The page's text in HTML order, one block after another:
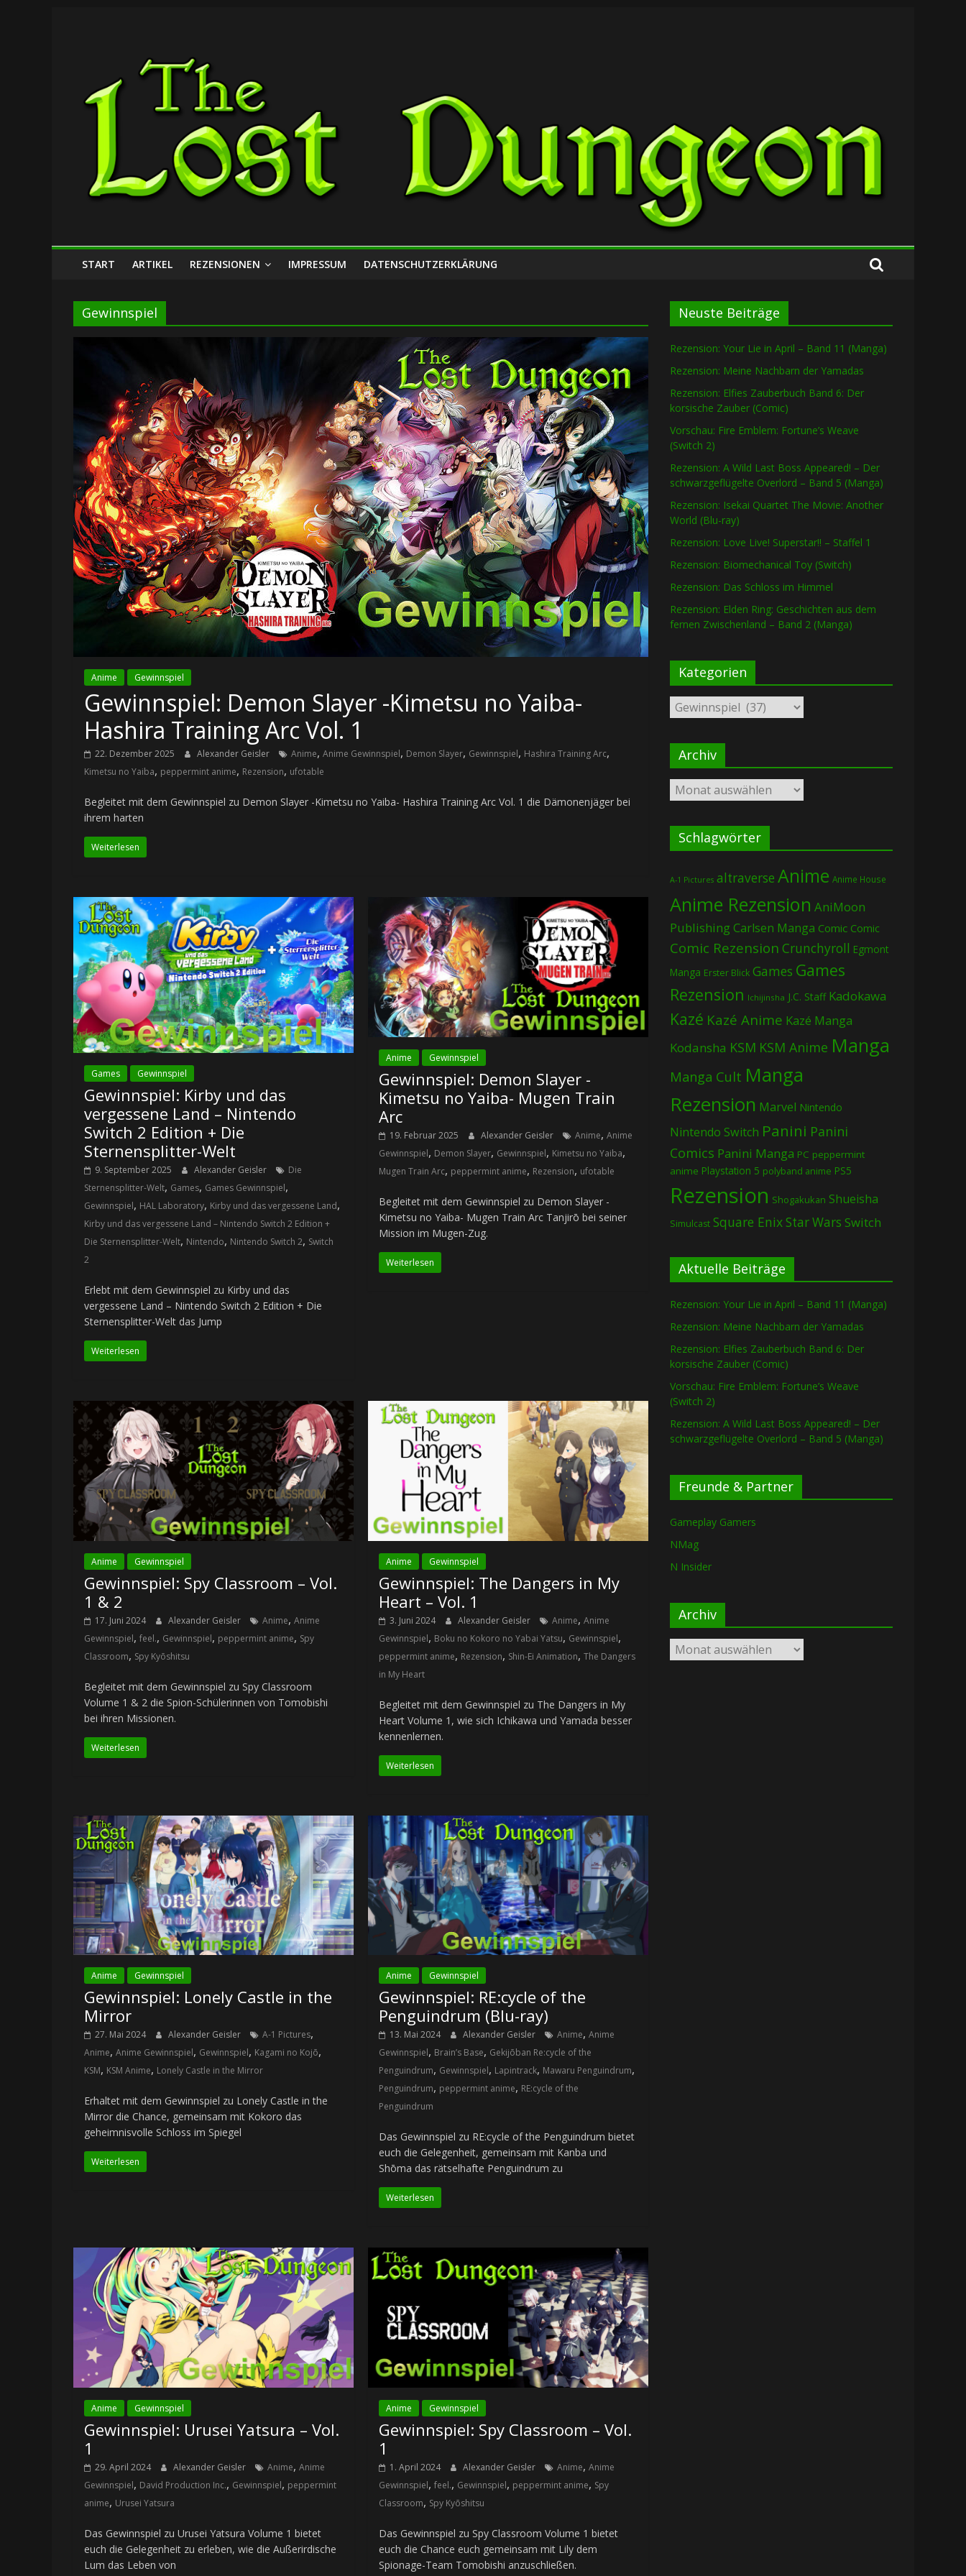
Lost
Dungeon
START ARTIKEL REZENSIONEN IMPRESSUM DATENSCHUTZERKLÄRUNG
Gewinnspiel
Anime Gewinnspiel
Gewinnspiel: Demon Slayer -Kimetsu no Yaiba-
Hashira Training Arc Vol. 1
22. Dezember 2025 Alexander Geisler Anime, Anime Gewinnspiel, Demon Slayer, Gewinnspiel, Hashira Training Arc,
Kimetsu no Yaiba, peppermint anime, Rezension, ufotable
Begleitet mit dem Gewinnspiel zu Demon Slayer -Kimetsu no Yaiba- Hashira Training Arc Vol. 1 die Dämonenjäger bei
ihrem harten
Weiterlesen
Games Gewinnspiel
Gewinnspiel: Kirby und das
vergessene Land – Nintendo
Switch 2 Edition + Die
Sternensplitter-Welt
9. September 2025 Alexander Geisler
Die
Sternensplitter-Welt, Games, Games Gewinnspiel,
Gewinnspiel, HAL Laboratory, Kirby und das vergessene Land,
Kirby und das vergessene Land – Nintendo Switch 2 Edition +
Die Sternensplitter-Welt, Nintendo, Nintendo Switch 2, Switch
2
Erlebt mit dem Gewinnspiel zu Kirby und das
vergessene Land – Nintendo Switch 2 Edition + Die
Sternensplitter-Welt das Jump
Weiterlesen
Anime Gewinnspiel
Gewinnspiel: Demon Slayer -
Kimetsu no Yaiba- Mugen Train
Arc
19. Februar 2025 Alexander Geisler Anime,Anime
Gewinnspiel, Demon Slayer, Gewinnspiel, Kimetsu no Yaiba,
Mugen Train Arc, peppermint anime, Rezension, ufotable
Begleitet mit dem Gewinnspiel zu Demon Slayer -
Kimetsu no Yaiba- Mugen Train Arc Tanjirō bei seiner
Mission im Mugen-Zug.
Weiterlesen
Anime Gewinnspiel
Gewinnspiel: Spy Classroom – Vol.
1 & 2
17. Juni 2024 Alexander Geisler Anime, Anime
Gewinnspiel, feel., Gewinnspiel, peppermint anime, Spy
Classroom, Spy Kyōshitsu
Begleitet mit dem Gewinnspiel zu Spy Classroom
Volume 1 & 2 die Spion-Schülerinnen von Tomobishi
bei ihren Missionen.
Weiterlesen
Anime Gewinnspiel
Gewinnspiel: The Dangers in My
Heart – Vol. 1
3. Juni 2024 Alexander Geisler Anime,Anime
Gewinnspiel, Boku no Kokoro no Yabai Yatsu, Gewinnspiel,
peppermint anime, Rezension, Shin-Ei Animation,The Dangers
in My Heart
Begleitet mit dem Gewinnspiel zu The Dangers in My
Heart Volume 1, wie sich Ichikawa und Yamada besser
kennenlernen.
Weiterlesen
Anime Gewinnspiel
Gewinnspiel: Lonely Castle in the
Mirror
27. Mai 2024 Alexander Geisler A-1 Pictures,
Anime, Anime Gewinnspiel, Gewinnspiel, Kagami no Kojō,
KSM, KSM Anime, Lonely Castle in the Mirror
Erhaltet mit dem Gewinnspiel zu Lonely Castle in the
Mirror die Chance, gemeinsam mit Kokoro das
geheimnisvolle Schloss im Spiegel
Weiterlesen
Anime Gewinnspiel
Gewinnspiel: RE:cycle of the
Penguindrum (Blu-ray)
13. Mai 2024 Alexander Geisler Anime,Anime
Gewinnspiel, Brain’s Base, Gekijōban Re:cycle of the
Penguindrum, Gewinnspiel, Lapintrack, Mawaru Penguindrum,
Penguindrum, peppermint anime, RE:cycle of the
Penguindrum
Das Gewinnspiel zu RE:cycle of the Penguindrum bietet
euch die Gelegenheit, gemeinsam mit Kanba und
Shōma das rätselhafte Penguindrum zu
Weiterlesen
Anime Gewinnspiel
Gewinnspiel: Urusei Yatsura – Vol.
1
29. April 2024 Alexander Geisler Anime, Anime
Gewinnspiel, David Production Inc., Gewinnspiel, peppermint
anime, Urusei Yatsura
Das Gewinnspiel zu Urusei Yatsura Volume 1 bietet
euch die Gelegenheit zu erleben, wie die Außerirdische
Lum das Leben von
Anime Gewinnspiel
Gewinnspiel: Spy Classroom – Vol.
1
1. April 2024 Alexander Geisler Anime,Anime
Gewinnspiel,feel., Gewinnspiel, peppermint anime, Spy
Classroom, Spy Kyōshitsu
Das Gewinnspiel zu Spy Classroom Volume 1 bietet
euch die Chance euch gemeinsam mit Lily dem
Spionage-Team Tomobishi anzuschließen.
Neuste Beiträge
Rezension: Your Lie in April – Band 11 (Manga)
Rezension: Meine Nachbarn der Yamadas
Rezension: Elfies Zauberbuch Band 6: Der
korsische Zauber (Comic)
Vorschau: Fire Emblem: Fortune’s Weave
(Switch 2)
Rezension: A Wild Last Boss Appeared! – Der
schwarzgeflügelte Overlord – Band 5 (Manga)
Rezension: Isekai Quartet The Movie: Another
World (Blu-ray)
Rezension: Love Live! Superstar!! – Staffel 1
Rezension: Biomechanical Toy (Switch)
Rezension: Das Schloss im Himmel
Rezension: Elden Ring: Geschichten aus dem
fernen Zwischenland – Band 2 (Manga)
Kategorien
Kategorien
Archiv
Archiv
Schlagwörter
A-1 Pictures altraverse Anime Anime House
Anime Rezension AniMoon
PublishingCarlsen Manga Comic Comic
Comic Rezension Crunchyroll Egmont
Manga Erster Blick Games Games
Rezension Ichijinsha J.C. Staff Kadokawa
Kazé Kazé Anime Kazé Manga
Kodansha KSM KSM Anime Manga
Manga Cult Manga
Rezension Marvel Nintendo
Nintendo Switch Panini Panini
Comics Panini Manga PC peppermint
anime Playstation 5 polyband anime PS5
Rezension Shogakukan Shueisha
Simulcast Square EnixStar Wars Switch
Aktuelle Beiträge
Rezension: Your Lie in April – Band 11 (Manga)
Rezension: Meine Nachbarn der Yamadas
Rezension: Elfies Zauberbuch Band 6: Der
korsische Zauber (Comic)
Vorschau: Fire Emblem: Fortune’s Weave
(Switch 2)
Rezension: A Wild Last Boss Appeared! – Der
schwarzgeflügelte Overlord – Band 5 (Manga)
Freunde & Partner
Gameplay Gamers
NMag
N Insider
Archiv
Archiv